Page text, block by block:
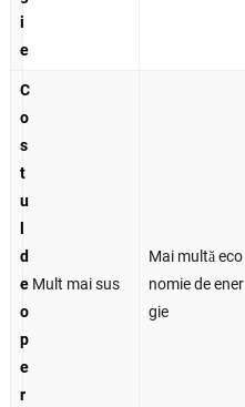
i
e
C
o
s
t
u
l
d
e
o
p
e
r
Mult mai sus
Mai multă eco
nomie de ener
gie